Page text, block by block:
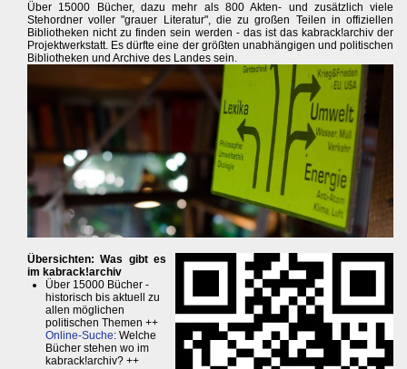
Über 15000 Bücher, dazu mehr als 800 Akten- und zusätzlich viele
Stehordner voller "grauer Literatur", die zu großen Teilen in offiziellen
Bibliotheken nicht zu finden sein werden - das ist das kabrack!archiv der
Projektwerkstatt. Es dürfte eine der größten unabhängigen und politischen
Bibliotheken und Archive des Landes sein.
Übersichten: Was gibt es
im kabrack!archiv
Über 15000 Bücher -
historisch bis aktuell zu
allen möglichen
politischen Themen ++
Online-Suche: Welche
Bücher stehen wo im
kabrack!archiv? ++